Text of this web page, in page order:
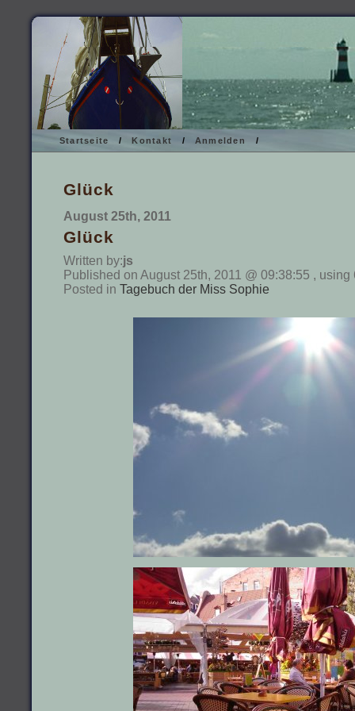
Startseite / Kontakt / Anmelden /
Glück
August 25th, 2011
Glück
Written by:js
Published on August 25th, 2011 @ 09:38:55 , using
Posted in Tagebuch der Miss Sophie